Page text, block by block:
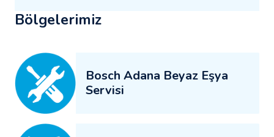
Bölgelerimiz
Bosch Adana Beyaz Eşya
Servisi